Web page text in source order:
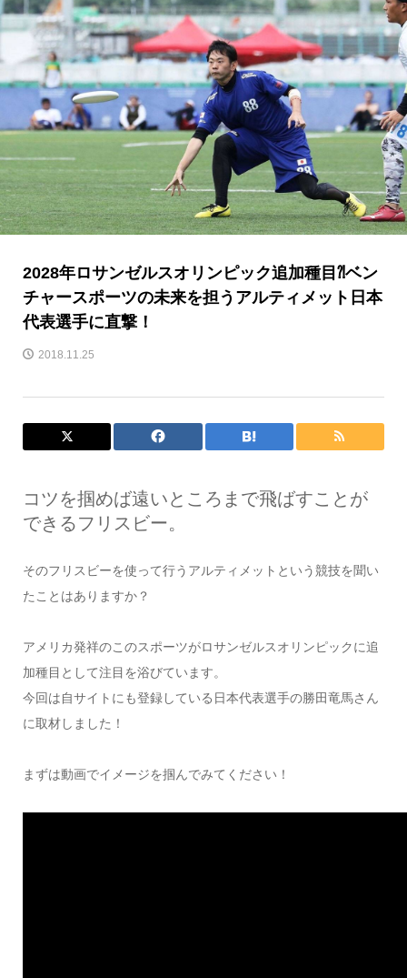
2028年ロサンゼルスオリンピック追加種目⁈ベン
チャースポーツの未来を担うアルティメット日本
代表選手に直撃！
2018.11.25
コツを掴めば遠いところまで飛ばすことが
できるフリスビー。
そのフリスビーを使って行うアルティメットという競技を聞い
たことはありますか？
アメリカ発祥のこのスポーツがロサンゼルスオリンピックに追
加種目として注目を浴びています。
今回は自サイトにも登録している日本代表選手の勝田竜馬さん
に取材しました！
まずは動画でイメージを掴んでみてください！